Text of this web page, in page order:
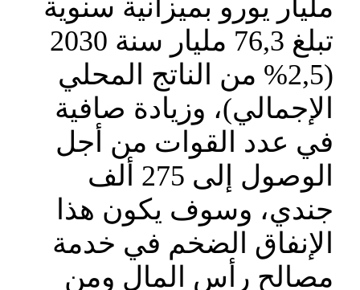
مليار يورو بميزانية سنوية
تبلغ 76,3 مليار سنة 2030
(2,5% من الناتج المحلي
الإجمالي)، وزيادة صافية
في عدد القوات من أجل
الوصول إلى 275 ألف
جندي، وسوف يكون هذا
الإنفاق الضخم في خدمة
مصالح رأس المال ومن